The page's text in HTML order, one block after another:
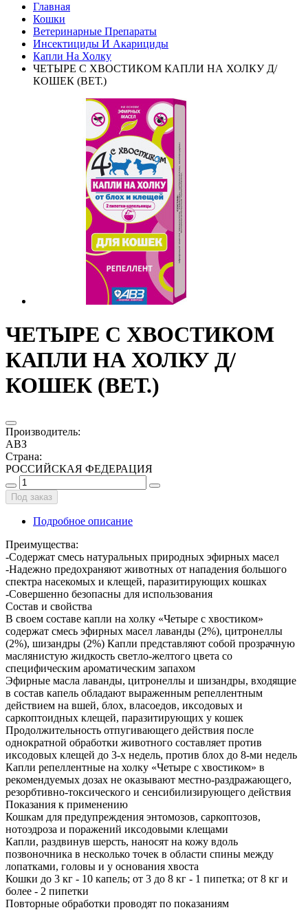
Главная
Кошки
Ветеринарные Препараты
Инсектициды И Акарициды
Капли На Холку
ЧЕТЫРЕ С ХВОСТИКОМ КАПЛИ НА ХОЛКУ Д/
КОШЕК (ВЕТ.)
ЧЕТЫРЕ С ХВОСТИКОМ
КАПЛИ НА ХОЛКУ Д/
КОШЕК (ВЕТ.)
Производитель:
АВЗ
Страна:
РОССИЙСКАЯ ФЕДЕРАЦИЯ
Под заказ
Подробное описание
Преимущества:
-Содержат смесь натуральных природных эфирных масел
-Надежно предохраняют животных от нападения большого
спектра насекомых и клещей, паразитирующих кошках
-Совершенно безопасны для использования
Состав и свойства
В своем составе капли на холку «Четыре с хвостиком»
содержат смесь эфирных масел лаванды (2%), цитронеллы
(2%), шизандры (2%) Капли представляют собой прозрачную
маслянистую жидкость светло-желтого цвета со
специфическим ароматическим запахом
Эфирные масла лаванды, цитронеллы и шизандры, входящие
в состав капель обладают выраженным репеллентным
действием на вшей, блох, власоедов, иксодовых и
саркоптоидных клещей, паразитирующих у кошек
Продолжительность отпугивающего действия после
однократной обработки животного составляет против
иксодовых клещей до 3-х недель, против блох до 8-ми недель
Капли репеллентные на холку «Четыре с хвостиком» в
рекомендуемых дозах не оказывают местно-раздражающего,
резорбтивно-токсического и сенсибилизирующего действия
Показания к применению
Кошкам для предупреждения энтомозов, саркоптозов,
нотоэдроза и поражений иксодовыми клещами
Капли, раздвинув шерсть, наносят на кожу вдоль
позвоночника в несколько точек в области спины между
лопатками, головы и у основания хвоста
Кошки до 3 кг - 10 капель; от 3 до 8 кг - 1 пипетка; от 8 кг и
более - 2 пипетки
Повторные обработки проводят по показаниям